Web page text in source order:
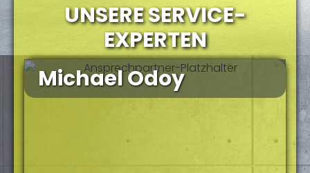
UNSERE SERVICE-
EXPERTEN
Michael Odoy